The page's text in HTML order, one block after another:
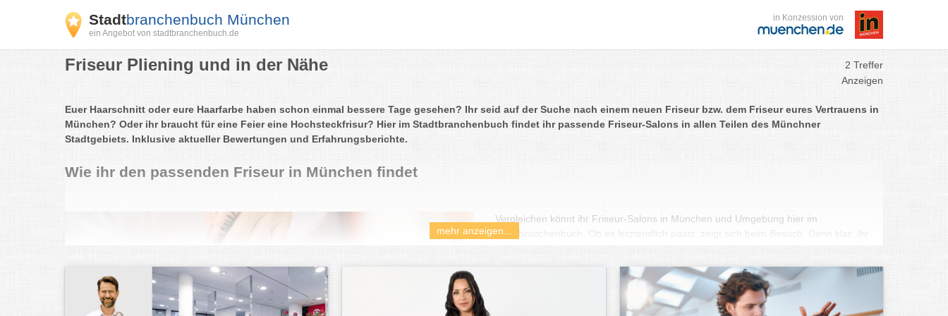
Stadtbranchenbuch München
ein Angebot von stadtbranchenbuch.de
in Konzession von
Friseur Pliening und in der Nähe
2 Treffer
Anzeigen
Euer Haarschnitt oder eure Haarfarbe haben schon einmal bessere Tage gesehen? Ihr seid auf der Suche nach einem neuen Friseur bzw. dem Friseur eures Vertrauens in
München? Oder ihr braucht für eine Feier eine Hochsteckfrisur? Hier im Stadtbranchenbuch findet ihr passende Friseur-Salons in allen Teilen des Münchner
Stadtgebiets. Inklusive aktueller Bewertungen und Erfahrungsberichte.
Wie ihr den passenden Friseur in München findet
Vergleichen könnt ihr Friseur-Salons in München und Umgebung hier im
Stadtbranchenbuch. Ob es letztendlich passt, zeigt sich beim Besuch. Denn klar: Ihr
Friseur spielen dabei eine Rolle. Denn ein Friseur sollte nicht nur sein Handwerk
beherrschen, sondern auch wissen, was seine Kunden aus München brauchen.
mehr anzeigen...